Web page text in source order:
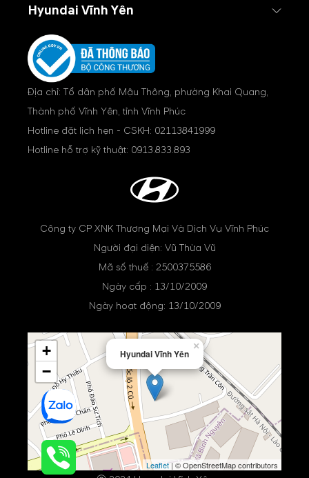
Hyundai Vĩnh Yên
Địa chỉ: Tổ dân phố Mậu Thông, phường Khai Quang,
Thành phố Vĩnh Yên, tỉnh Vĩnh Phúc
Hotline đặt lịch hẹn - CSKH: 02113841999
Hotline hỗ trợ kỹ thuật: 0913.833.893
Công ty CP XNK Thương Mại Và Dịch Vụ Vĩnh Phúc
Người đại diện: Vũ Thừa Vũ
Mã số thuế : 2500375586
Ngày cấp : 13/10/2009
Ngày hoạt động: 13/10/2009
Hyundai Vĩnh Yên
×
+
−
Leaflet| © OpenStreetMap contributors